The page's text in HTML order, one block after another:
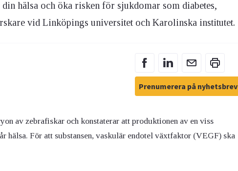
hälsa och öka risken för sjukdomar som diabetes,
vid Linköpings universitet och Karolinska institutet.
Prenumerera på nyhetsbrev
av zebrafiskar och konstaterar att produktionen av en viss
hälsa. För att substansen, vaskulär endotel växtfaktor (VEGF) ska